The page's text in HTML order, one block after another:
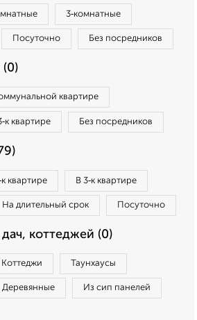
3‑комнатные
Посуточно Без посредников
(0)
квартире
квартире Без посредников
квартире В 3‑к квартире
На длительный срок Посуточно
коттеджей (0)
Коттеджи Таунхаусы
Деревянные Из сип панелей